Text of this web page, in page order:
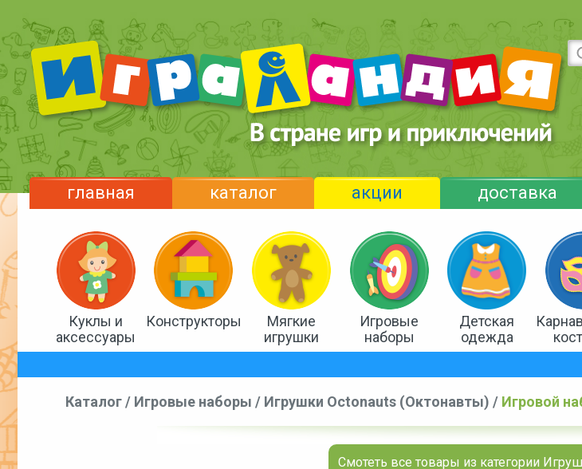
главная каталог акции доставка
Куклы и
аксессуары
Конструкторы
Мягкие
игрушки
Игровые
наборы
Детская
одежда
Каталог/ Игровые наборы / Игрушки Octonauts (Октонавты) / Игровой
Смотеть все товары из категории